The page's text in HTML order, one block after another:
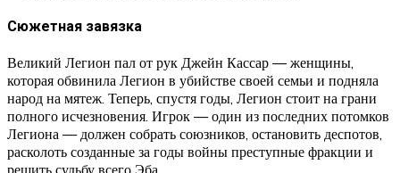
Сюжетная завязка
Великий Легион пал от рук Джейн Кассар — женщины,
которая обвинила Легион в убийстве своей семьи и подняла
народ на мятеж. Теперь, спустя годы, Легион стоит на грани
полного исчезновения. Игрок — один из последних потомков
Легиона — должен собрать союзников, остановить деспотов,
расколоть созданные за годы войны преступные фракции и